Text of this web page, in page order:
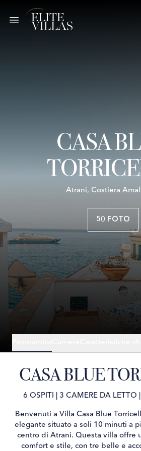
CASA
Atrani, Costiera
50 FOTO
CASA BLUE
6 OSPITI 3 CAMERE DA LETTO
Benvenuti a Villa Casa Blue
elegante situato a soli 10 minuti a
centro di Atrani. Questa villa offre
comfort e stile, con tre belle e